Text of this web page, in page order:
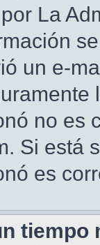
La
un e-
no es
Si está
es
tiempo